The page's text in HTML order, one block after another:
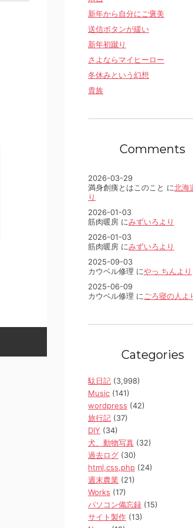
新年から自分にご褒美
送信ボタンが緩い
新年初蹴り
さよならマイヒーロー
冬休みという幻想
貴族
Comments
2026-03-29
満身創痍とはこのこと に北海
り
2026-01-03
筋肉暖房 にみずいろより
2026-01-03
筋肉暖房 にみずいろより
2025-09-03
カウベル修理 にやっ ちんより
2025-06-09
カウベル修理 に ごろ寝の人よ
Categories
駄日記 (3,998)
Music (141)
wordpress (42)
旅行記 (37)
DIY (34)
犬、動物写真 (32)
過去ログ (30)
html,css,php (24)
週末農業 (21)
Works (17)
パソコン備忘録 (15)
サイト製作 (13)